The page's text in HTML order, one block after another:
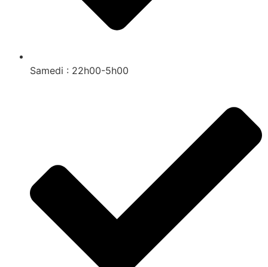
Samedi : 22h00-5h00